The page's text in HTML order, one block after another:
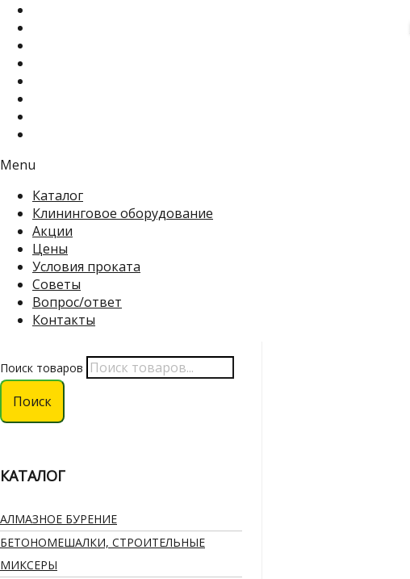
Menu
Каталог
Клининговое оборудование
Акции
Цены
Условия проката
Советы
Вопрос/ответ
Контакты
Поиск товаров
Поиск
КАТАЛОГ
АЛМАЗНОЕ БУРЕНИЕ
БЕТОНОМЕШАЛКИ, СТРОИТЕЛЬНЫЕ
МИКСЕРЫ